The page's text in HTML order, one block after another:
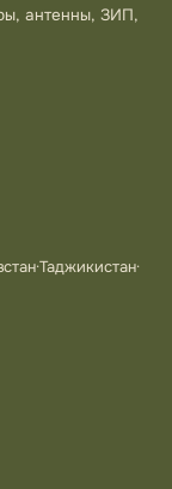
антенны, ЗИП,
·Таджикистан·